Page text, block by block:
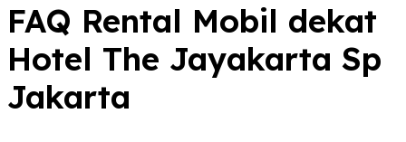
FAQ Rental Mobil dekat
Hotel The Jayakarta Sp
Jakarta